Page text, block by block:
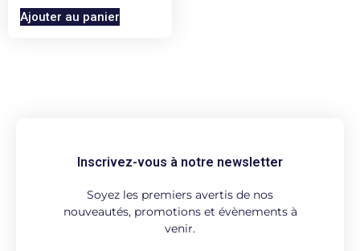
Ajouter au panier
Inscrivez-vous à notre newsletter
Soyez les premiers avertis de nos
nouveautés, promotions et évènements à
venir.